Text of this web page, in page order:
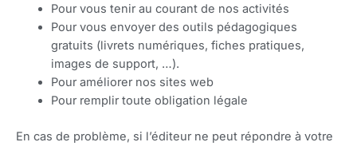
Pour vous tenir au courant de nos activités
Pour vous envoyer des outils pédagogiques
gratuits (livrets numériques, fiches pratiques,
images de support, …).
Pour améliorer nos sites web
Pour remplir toute obligation légale
En cas de problème, si l’éditeur ne peut répondre à votre